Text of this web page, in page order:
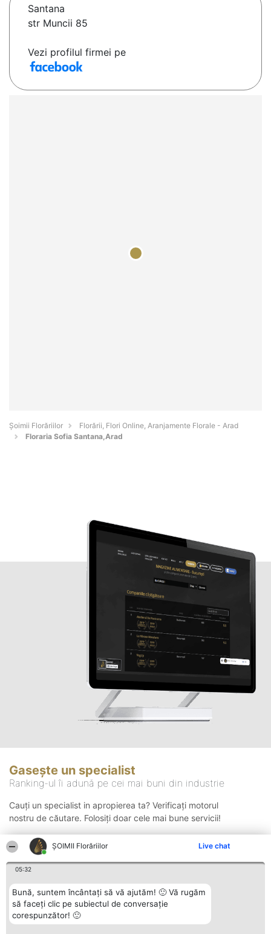
ȘOIMII Florăriilor Live chat
05:32
Bună, suntem încântați să vă ajutăm! 🙂 Vă rugăm
să faceți clic pe subiectul de conversație
corespunzător! 🙂
Santana
str Muncii 85
Vezi profilul firmei pe
Șoimii Florăriilor
Florării, Flori Online, Aranjamente Florale - Arad
Floraria Sofia Santana,Arad
Gasește un specialist
Ranking-ul îi adună pe cei mai buni din industrie
Cauți un specialist in apropierea ta? Verificați motorul
nostru de căutare. Folosiți doar cele mai bune servicii!